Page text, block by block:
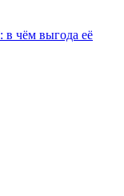
в чём выгода её